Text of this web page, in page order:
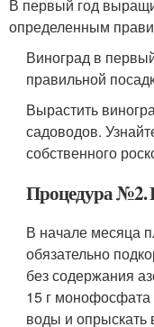
В первый год
определенным
Виноград в
правильной
Вырастить
садоводов.
собственного
Процедура №2.
В начале месяца
обязательно
без содержания
15 г монофосфата
воды и опрыскать